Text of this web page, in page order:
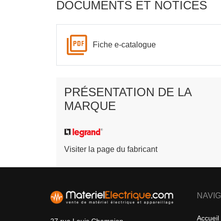
DOCUMENTS ET NOTICES
Fiche e-catalogue
PRÉSENTATION DE LA
MARQUE
Visiter la page du fabricant
Accueil